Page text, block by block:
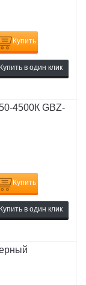
Купить
Купить в один клик
4500К GBZ-
Купить
Купить в один клик